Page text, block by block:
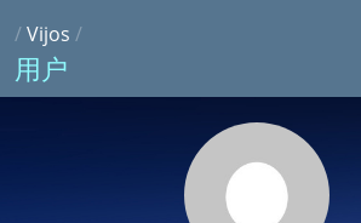
/Vijos /
用户